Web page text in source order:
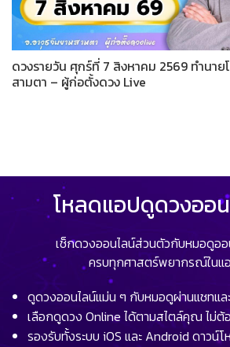
ดวงรายวัน ศุกร์ที่ 7 สิงหาคม 2569 ทำนาย
สามตา – ผู้ก่อตั้งดวง Live
โหลดแอปดูดวงออ
เช็กดวงออนไลน์ส่วนตัวกับหมอดูอ
ครบทุกศาสตร์พยากรณ์ในแ
ดูดวงออนไลน์แม่น ๆ กับหมอดูผ่านแชทแล
เลือกดูดวง Online ได้ตามสไตล์คุณ ไม่ต้
รองรับทั้งระบบ iOS และ Android ดาวน์โ